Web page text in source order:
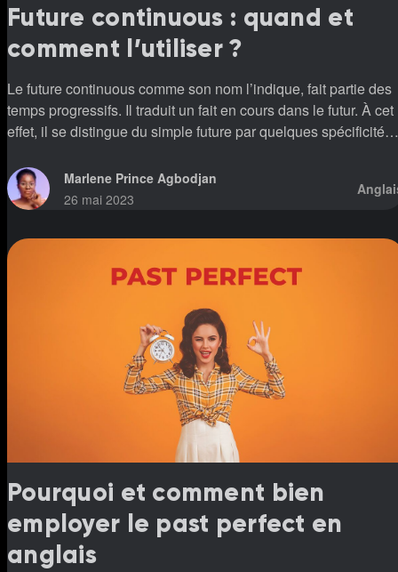
Future continuous : quand et
comment l’utiliser ?
Le future continuous comme son nom l’indique, fait partie des
temps progressifs. Il traduit un fait en cours dans le futur. À cet
effet, il se distingue du simple future par quelques spécificités.
approprié ? Quelles sont les règles grammaticales requises
pour sa formation ? Quand utiliser le future continuous ? De
façon générale, l’utilisation du futur continu implique 2
conditions essentielles : * La certitude de la réalisation de l’
Marlene Prince Agbodjan
26 mai 2023
Pourquoi et comment bien
employer le past perfect en
anglais